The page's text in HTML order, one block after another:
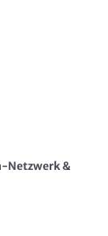
Netzwerk &